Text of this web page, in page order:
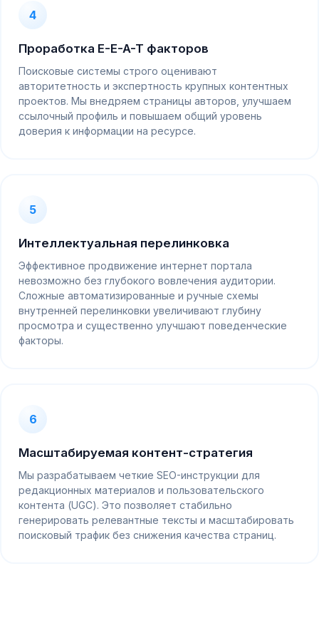
4
Проработка E-E-A-T факторов
Поисковые системы строго оценивают
авторитетность и экспертность крупных контентных
проектов. Мы внедряем страницы авторов, улучшаем
ссылочный профиль и повышаем общий уровень
доверия к информации на ресурсе.
5
Интеллектуальная перелинковка
Эффективное продвижение интернет портала
невозможно без глубокого вовлечения аудитории.
Сложные автоматизированные и ручные схемы
внутренней перелинковки увеличивают глубину
просмотра и существенно улучшают поведенческие
факторы.
6
Масштабируемая контент-стратегия
Мы разрабатываем четкие SEO-инструкции для
редакционных материалов и пользовательского
контента (UGC). Это позволяет стабильно
генерировать релевантные тексты и масштабировать
поисковый трафик без снижения качества страниц.